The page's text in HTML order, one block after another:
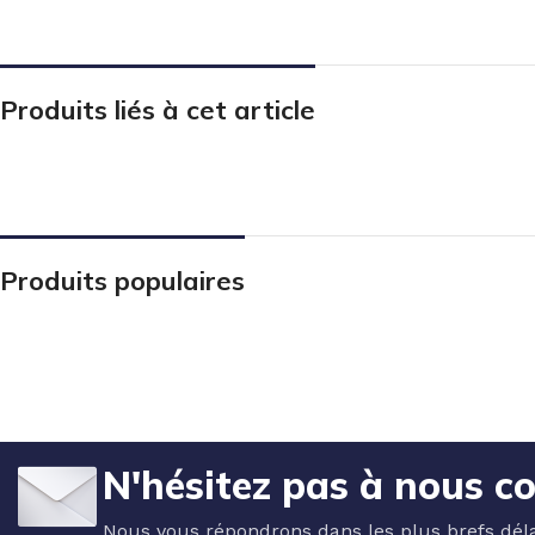
Produits liés à cet article
Produits populaires
N'hésitez pas à nous
Nous vous répondrons dans les plus brefs